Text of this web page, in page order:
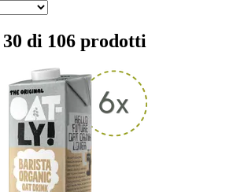
di 106 prodotti